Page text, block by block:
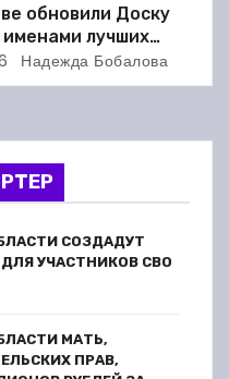
обновили Доску
лучших
Фото
Надежда Бобалова
СОЗДАДУТ
УЧАСТНИКОВ СВО
МАТЬ,
ПРАВ,